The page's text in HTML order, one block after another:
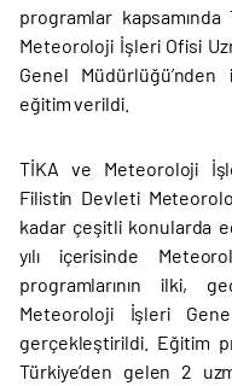
programlar kapsamında
Meteoroloji İşleri Ofisi
Genel Müdürlüğü’nden
eğitim verildi.
TİKA ve Meteoroloji
Filistin Devleti
kadar çeşitli konularda
yılı içerisinde
programlarının ilki,
Meteoroloji İşleri
gerçekleştirildi. Eğitim
Türkiye’den gelen 2